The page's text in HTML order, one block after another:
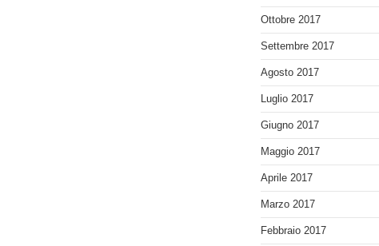
Ottobre 2017
Settembre 2017
Agosto 2017
Luglio 2017
Giugno 2017
Maggio 2017
Aprile 2017
Marzo 2017
Febbraio 2017